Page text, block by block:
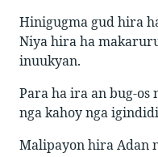
Hinigugma gud hira
Niya hira ha
inuukyan.
Para ha ira an bug-os
nga kahoy nga
Malipayon hira Adan